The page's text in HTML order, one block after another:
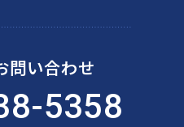
問い合わせ
5358